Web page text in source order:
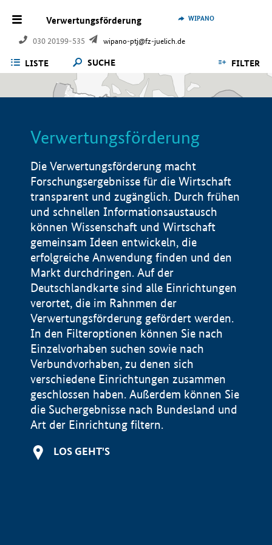
Verwertungsförderung
030 20199-535 wipano-ptj@fz-juelich.de
WIPANO
LISTE SUCHE FILTER
Verwertungsförderung
Die Verwertungsförderung macht
Forschungsergebnisse für die Wirtschaft
transparent und zugänglich. Durch frühen
und schnellen Informationsaustausch
können Wissenschaft und Wirtschaft
gemeinsam Ideen entwickeln, die
erfolgreiche Anwendung finden und den
Markt durchdringen. Auf der
Deutschlandkarte sind alle Einrichtungen
verortet, die im Rahnmen der
Verwertungsförderung gefördert werden.
In den Filteroptionen können Sie nach
Einzelvorhaben suchen sowie nach
Verbundvorhaben, zu denen sich
verschiedene Einrichtungen zusammen
geschlossen haben. Außerdem können Sie
die Suchergebnisse nach Bundesland und
Art der Einrichtung filtern.
LOS GEHT'S